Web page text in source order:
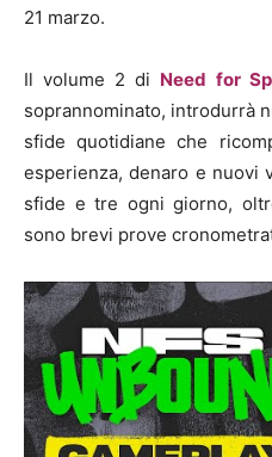
21 marzo.
Il volume 2 di Need for
soprannominato, introdurrà
sfide quotidiane che
esperienza, denaro e nuovi
sfide e tre ogni giorno,
sono brevi prove